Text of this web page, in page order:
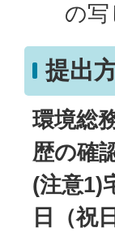
の写
提出
環境総
歴の確
(注意1)
日（祝